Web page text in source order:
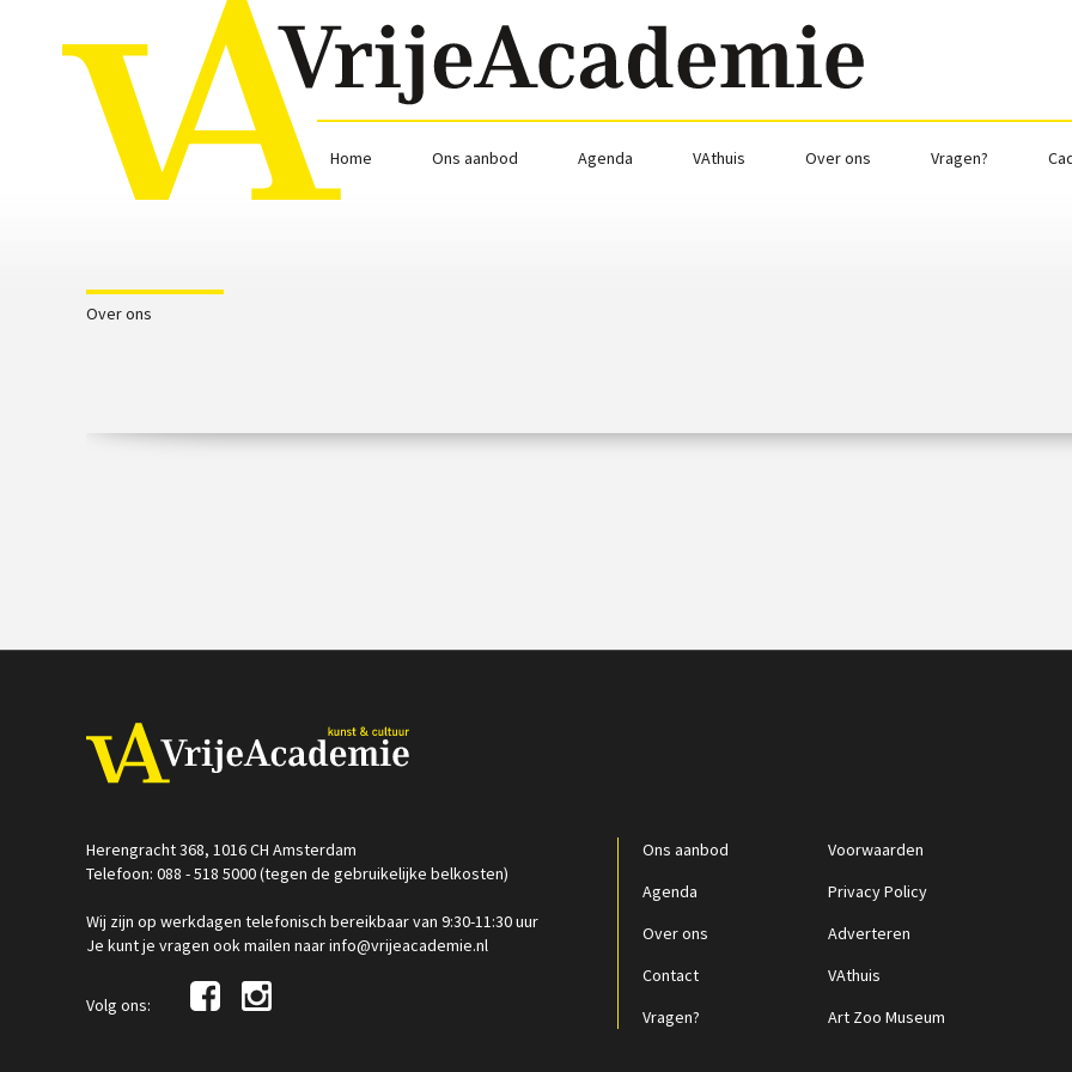
Home Ons aanbod Agenda VAthuis Over ons Vragen?
Over ons
Herengracht 368, 1016 CH Amsterdam
Telefoon: 088 - 518 5000 (tegen de gebruikelijke belkosten)
Wij zijn op werkdagen telefonisch bereikbaar van 9:30-11:30 uur
Je kunt je vragen ook mailen naar info@vrijeacademie.nl
Volg ons:
Ons aanbod
Agenda
Over ons
Contact
Vragen?
Voorwaarden
Privacy Policy
Adverteren
VAthuis
Art Zoo Museum